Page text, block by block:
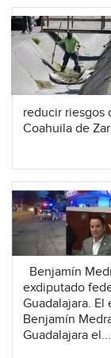
reducir riesgos
Coahuila de
Benjamín
exdiputado
Guadalajara. El
Benjamín
Guadalajara el...